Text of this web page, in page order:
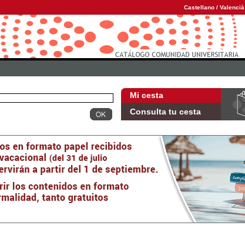
Castellano / Valencià
Mi cesta
Consulta tu cesta